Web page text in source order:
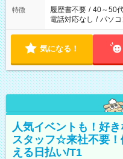
特徴 履歴書不要 / 40～50
電話対応なし / パソ
気になる！
人気イベントも！好
スタッフ☆来社不要！
える日払い/T1